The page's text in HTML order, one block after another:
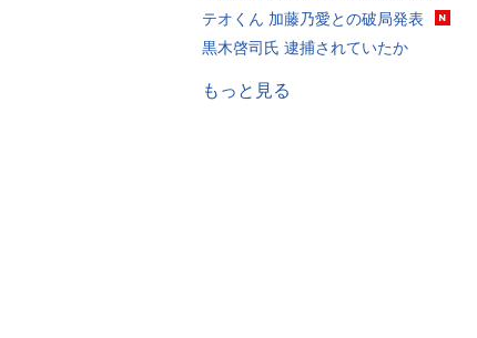
テオくん 加藤乃愛との破局発表
黒木啓司氏 逮捕されていたか
もっと見る